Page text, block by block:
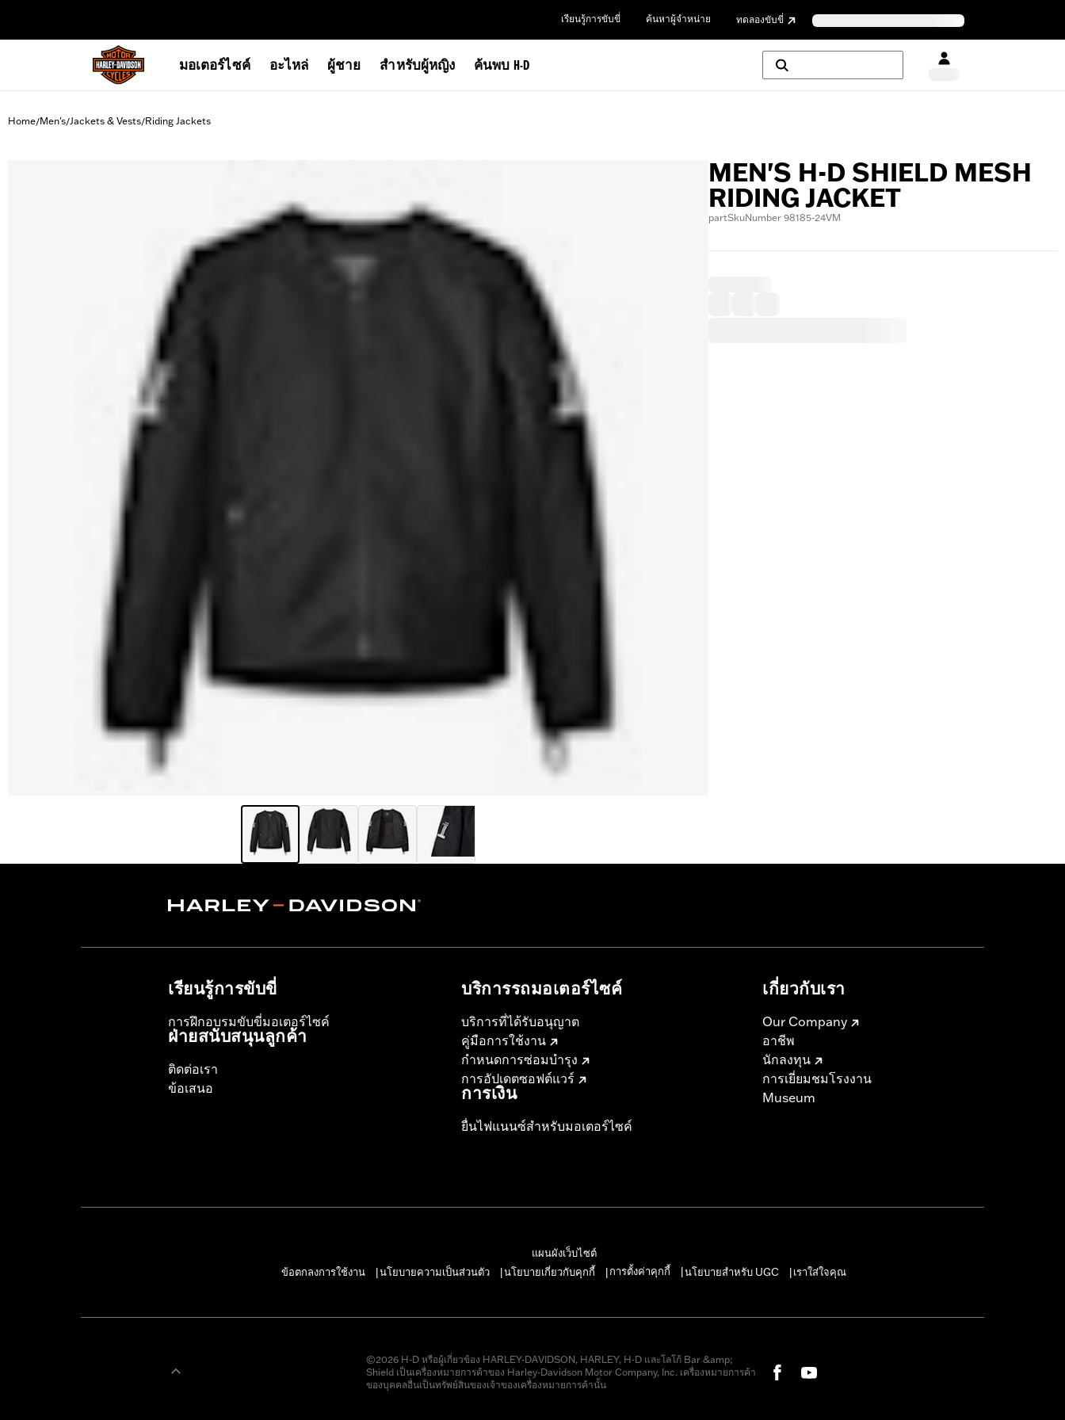
เรียนรู้การขับขี่ ค้นหาผู้จำหน่าย ทดลองขับขี่
มอเตอร์ไซค์ อะไหล่ ผู้ชาย สำหรับผู้หญิง ค้นพบ H-D
Home/Men's/Jackets & Vests/Riding Jackets
MEN'S H-D SHIELD MESH
RIDING JACKET
partSkuNumber 98185-24VM
เรียนรู้การขับขี่
การฝึกอบรมขับขี่มอเตอร์ไซค์
ฝ่ายสนับสนุนลูกค้า
ติดต่อเรา
ข้อเสนอ
บริการรถมอเตอร์ไซค์​
บริการที่ได้รับอนุญาต
คู่มือการใช้งาน
กำหนดการซ่อมบำรุง
การอัปเดตซอฟต์แวร์
การเงิน
ยื่นไฟแนนซ์สำหรับมอเตอร์ไซค์
เกี่ยวกับเรา
Our Company
อาชีพ
นักลงทุน
การเยี่ยมชมโรงงาน
Museum
แผนผังเว็บไซต์
ข้อตกลงการใช้งาน
นโยบายความเป็นส่วนตัว นโยบายเกี่ยวกับคุกกี้ การตั้งค่าคุกกี้ นโยบายสำหรับ UGC เราใส่ใจคุณ
©2026 H-D หรือผู้เกี่ยวข้อง HARLEY-DAVIDSON, HARLEY, H-D และโลโก้ Bar &amp;
Shield เป็นเครื่องหมายการค้าของ Harley-Davidson Motor Company, Inc. เครื่องหมายการค้า
ของบุคคลอื่นเป็นทรัพย์สินของเจ้าของเครื่องหมายการค้านั้น